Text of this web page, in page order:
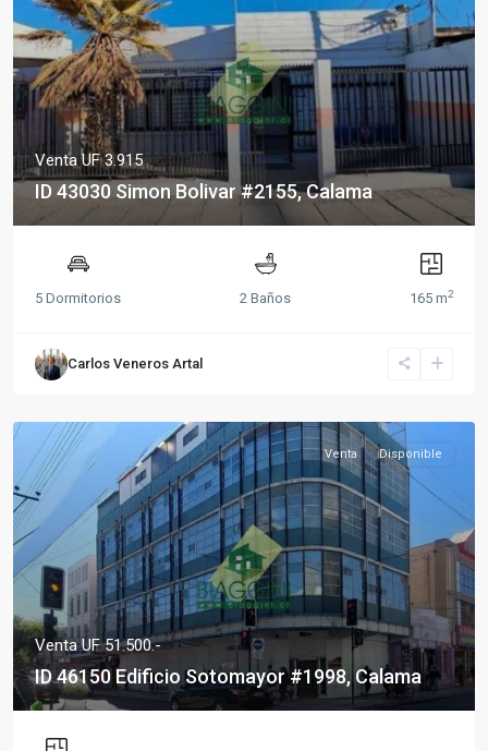
VentaUF 3.915
ID 43030 Simon Bolivar #2155, Calama
5 Dormitorios 2 Baños 165 m2
Carlos Veneros Artal
Venta Disponible
Venta UF 51.500.-
ID 46150 Edificio Sotomayor #1998, Calama